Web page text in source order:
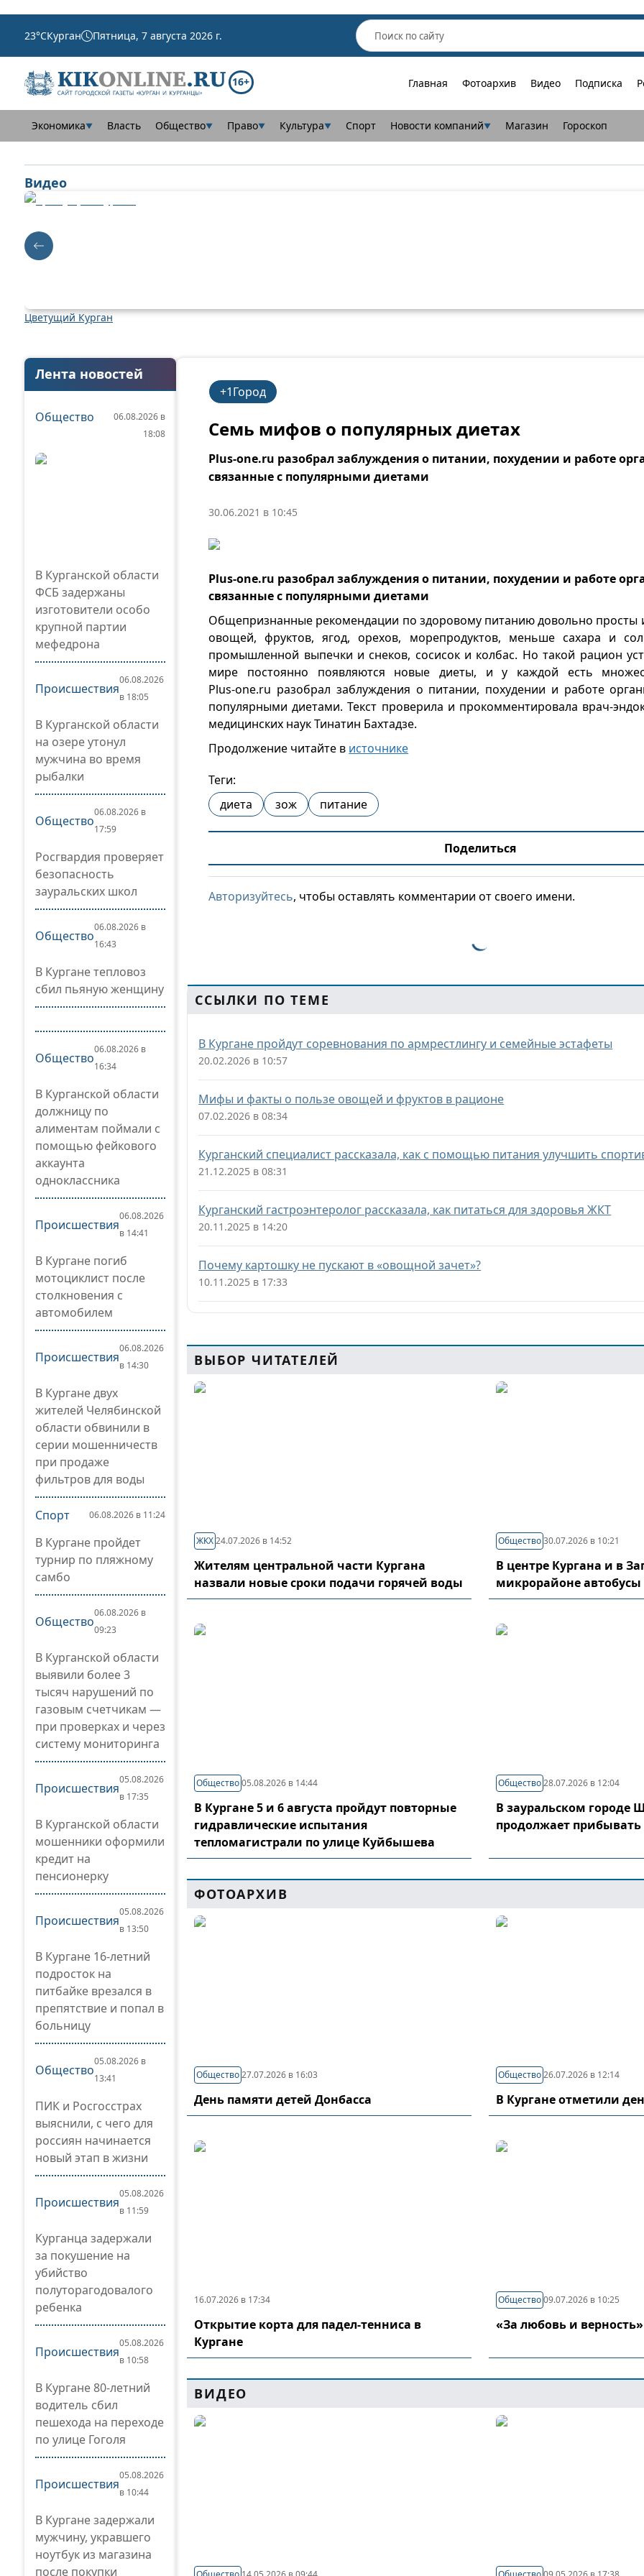
23°CКурган Пятница, 7 августа 2026 г.
16+ Главная Фотоархив Видео Подписка
Экономика▼ Власть Общество▼ Право▼ Культура▼ Спорт Новости компаний▼ Магазин Гороскоп
Видео
Цветущий Курган
Лента новостей
Общество
06.08.2026 в
18:08
В Курганской области
ФСБ задержаны
изготовители особо
крупной партии
мефедрона
Происшествия
06.08.2026
в 18:05
В Курганской области
на озере утонул
мужчина во время
рыбалки
Общество
06.08.2026 в
17:59
Росгвардия проверяет
безопасность
зауральских школ
Общество
06.08.2026 в
16:43
В Кургане тепловоз
сбил пьяную женщину
Общество
06.08.2026 в
16:34
В Курганской области
должницу по
алиментам поймали с
помощью фейкового
аккаунта
одноклассника
Происшествия
06.08.2026
в 14:41
В Кургане погиб
мотоциклист после
столкновения с
автомобилем
Происшествия
06.08.2026
в 14:30
В Кургане двух
жителей Челябинской
области обвинили в
серии мошенничеств
при продаже
фильтров для воды
Спорт 06.08.2026 в 11:24
В Кургане пройдет
турнир по пляжному
самбо
Общество
06.08.2026 в
09:23
В Курганской области
выявили более 3
тысяч нарушений по
газовым счетчикам —
при проверках и через
систему мониторинга
Происшествия
05.08.2026
в 17:35
В Курганской области
мошенники оформили
кредит на
пенсионерку
Происшествия
05.08.2026
в 13:50
В Кургане 16-летний
подросток на
питбайке врезался в
препятствие и попал в
больницу
Общество
05.08.2026 в
13:41
ПИК и Росгосстрах
выяснили, с чего для
россиян начинается
новый этап в жизни
Происшествия
05.08.2026
в 11:59
Курганца задержали
за покушение на
убийство
полуторагодовалого
ребенка
Происшествия
05.08.2026
в 10:58
В Кургане 80-летний
водитель сбил
пешехода на переходе
по улице Гоголя
Происшествия
05.08.2026
в 10:44
В Кургане задержали
мужчину, укравшего
ноутбук из магазина
после покупки
+1Город
Семь мифов о популярных диетах
Plus‑one.ru разобрал заблуждения о питании, похудении и работе
связанные с популярными диетами
30.06.2021 в 10:45
Plus‑one.ru разобрал заблуждения о питании, похудении и работе
связанные с популярными диетами
Общепризнанные рекомендации по здоровому питанию довольно просты
овощей, фруктов, ягод, орехов, морепродуктов, меньше сахара и
промышленной выпечки и снеков, сосисок и колбас. Но такой рацион
мире постоянно появляются новые диеты, и у каждой есть
Plus‑one.ru разобрал заблуждения о питании, похудении и работе
популярными диетами. Текст проверила и прокомментировала врач-
медицинских наук Тинатин Бахтадзе.
Продолжение читайте в источнике
Теги:
диета
зож питание
Поделиться
Авторизуйтесь, чтобы оставлять комментарии от своего имени.
ССЫЛКИ ПО ТЕМЕ
В Кургане пройдут соревнования по армрестлингу и семейные эстафеты
20.02.2026 в 10:57
Мифы и факты о пользе овощей и фруктов в рационе
07.02.2026 в 08:34
Курганский специалист рассказала, как с помощью питания улучшить
21.12.2025 в 08:31
Курганский гастроэнтеролог рассказала, как питаться для здоровья ЖКТ
20.11.2025 в 14:20
Почему картошку не пускают в «овощной зачет»?
10.11.2025 в 17:33
ВЫБОР ЧИТАТЕЛЕЙ
ЖКХ24.07.2026 в 14:52
Жителям центральной части Кургана
назвали новые сроки подачи горячей воды
Общество 30.07.2026 в 10:21
В центре Кургана и в
микрорайоне
Общество05.08.2026 в 14:44
В Кургане 5 и 6 августа пройдут повторные
гидравлические испытания
тепломагистрали по улице Куйбышева
Общество 28.07.2026 в 12:04
В зауральском городе
продолжает прибывать
ФОТОАРХИВ
Общество27.07.2026 в 16:03
День памяти детей Донбасса
Общество 26.07.2026 в 12:14
В Кургане отметили
16.07.2026 в 17:34
Открытие корта для падел-тенниса в
Кургане
Общество 09.07.2026 в 10:25
«За любовь и верность»
ВИДЕО